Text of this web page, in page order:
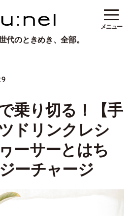
代のときめき、全部。
メニュー
乗り切る！【手
ドリンクレシ
ーサーとはち
ーチャージ